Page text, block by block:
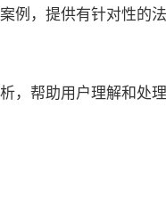
例，提供有针对性的法
帮助用户理解和处理